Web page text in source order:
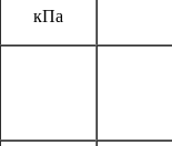
кПа